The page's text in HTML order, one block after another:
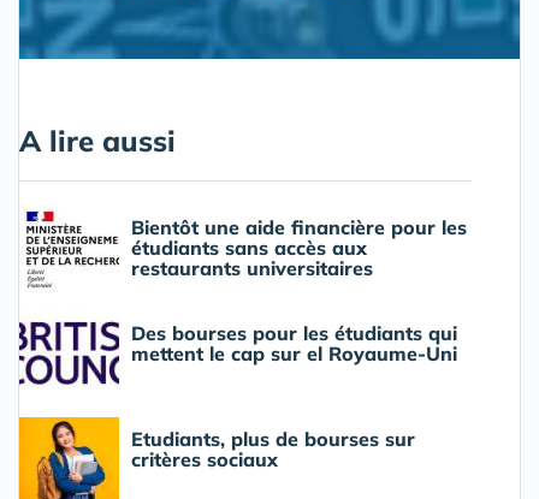
A lire aussi
Bientôt une aide financière pour les
étudiants sans accès aux
restaurants universitaires
Des bourses pour les étudiants qui
mettent le cap sur el Royaume-Uni
Etudiants, plus de bourses sur
critères sociaux